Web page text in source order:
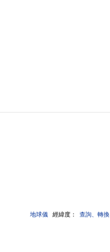
地球儀 經緯度： 查詢、轉換